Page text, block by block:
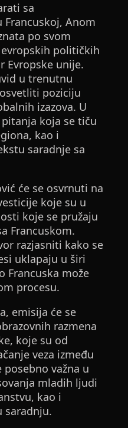
sa
Francuskoj, Anom
po svom
političkih
Evropske unije.
u trenutnu
poziciju
izazova. U
koja se tiču
kao i
saradnje sa
će se osvrnuti na
koje su u
koje se pružaju
Francuskom.
razjasniti kako se
uklapaju u širi
Francuska može
procesu.
emisija će se
razmena
koje su od
veza između
posebno važna u
mladih ljudi
kao i
saradnju.